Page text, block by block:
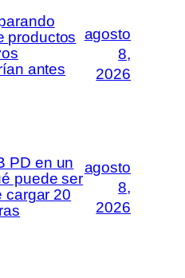
productos
antes
agosto
8,
2026
PD en un
puede ser
cargar 20
agosto
8,
2026